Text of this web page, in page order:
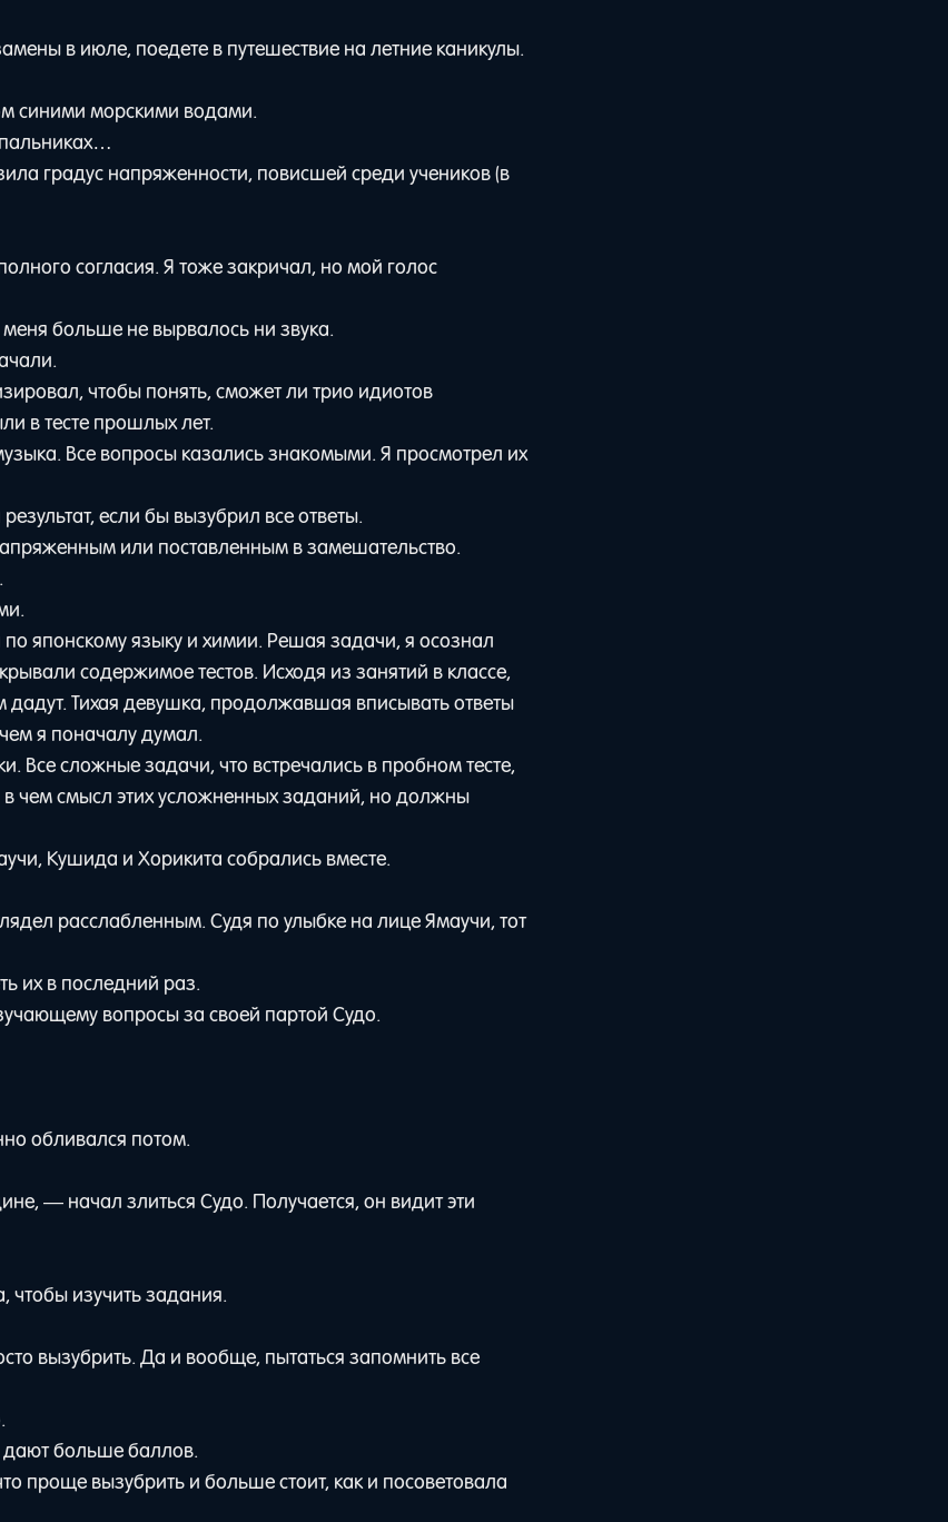
в июле, поедете в путешествие на летние каникулы.
синими морскими водами.
градус напряженности, повисшей среди учеников (в
согласия. Я тоже закричал, но мой голос
больше не вырвалось ни звука.
чтобы понять, сможет ли трио идиотов
в тесте прошлых лет.
Все вопросы казались знакомыми. Я просмотрел их
если бы вызубрил все ответы.
или поставленным в замешательство.
японскому языку и химии. Решая задачи, я осознал
содержимое тестов. Исходя из занятий в классе,
Тихая девушка, продолжавшая вписывать ответы
я поначалу думал.
Все сложные задачи, что встречались в пробном тесте,
чем смысл этих усложненных заданий, но должны
Кушида и Хорикита собрались вместе.
расслабленным. Судя по улыбке на лице Ямаучи, тот
их в последний раз.
вопросы за своей партой Судо.
обливался потом.
— начал злиться Судо. Получается, он видит эти
чтобы изучить задания.
вызубрить. Да и вообще, пытаться запомнить все
дают больше баллов.
вызубрить и больше стоит, как и посоветовала